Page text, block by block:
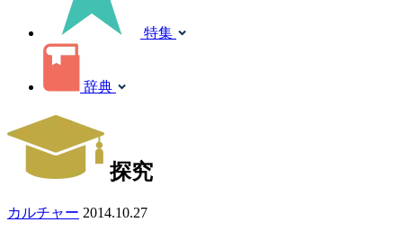
特集
辞典
探究
カルチャー 2014.10.27